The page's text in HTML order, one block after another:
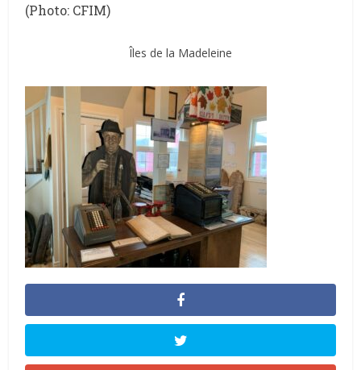
(Photo: CFIM)
Îles de la Madeleine